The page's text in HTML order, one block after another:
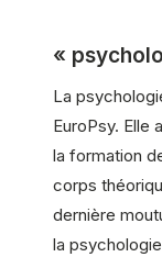
«
La
EuroPsy. Elle
la formation
corps
dernière
la